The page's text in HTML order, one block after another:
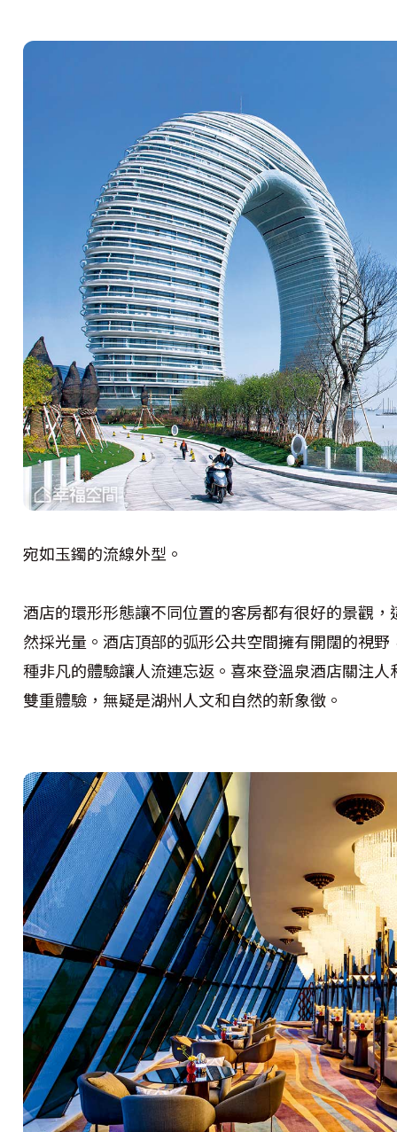
宛如玉鐲的流線外型。
酒店的環形形態讓不同位置的客房都有很好的景觀
然採光量。酒店頂部的弧形公共空間擁有開闊的視
種非凡的體驗讓人流連忘返。喜來登溫泉酒店關注
雙重體驗，無疑是湖州人文和自然的新象徵。